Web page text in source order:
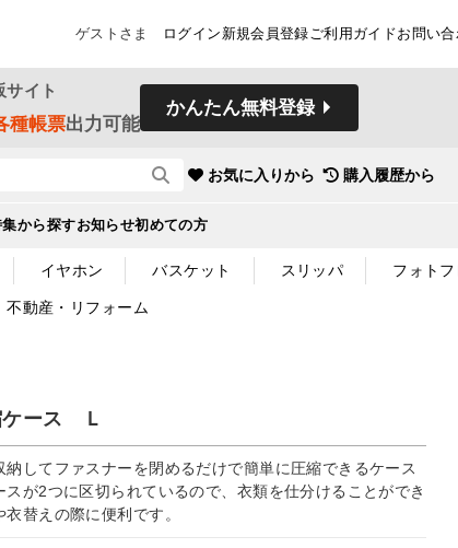
ゲストさま ログイン 新規会員登録ご利用ガイドお問い
イト
種帳票出力可能
かんたん無料登録
お気に入りから 購入履歴から
集から探すお知らせ初めての方
イヤホン バスケット スリッパ フォト
不動産・リフォーム
ケース Ｌ
納してファスナーを閉めるだけで簡単に圧縮できるケース
スが2つに区切られているので、衣類を仕分けることができ
替えの際に便利です。